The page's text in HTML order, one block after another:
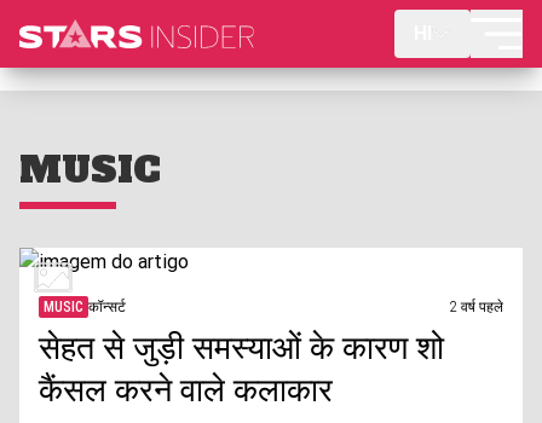
MUSIC
MUSIC कॉन्सर्ट 2 वर्ष पहले
सेहत से जुड़ी समस्याओं के कारण शो
कैंसल करने वाले कलाकार